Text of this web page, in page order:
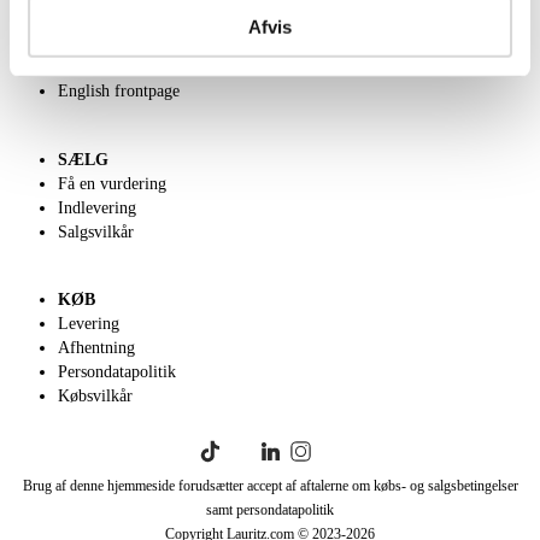
Afvis
English frontpage
SÆLG
Få en vurdering
Indlevering
Salgsvilkår
KØB
Levering
Afhentning
Persondatapolitik
Købsvilkår
Brug af denne hjemmeside forudsætter accept af aftalerne om købs- og salgsbetingelser
samt persondatapolitik
Copyright Lauritz.com © 2023-2026